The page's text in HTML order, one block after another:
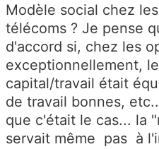
Modèle social chez
télécoms ? Je pense
d'accord si, chez les
exceptionnellement,
capital/travail était
de travail bonnes,
que c'était le cas... la
servait même pas à